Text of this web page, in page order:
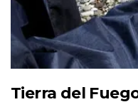
Tierra del